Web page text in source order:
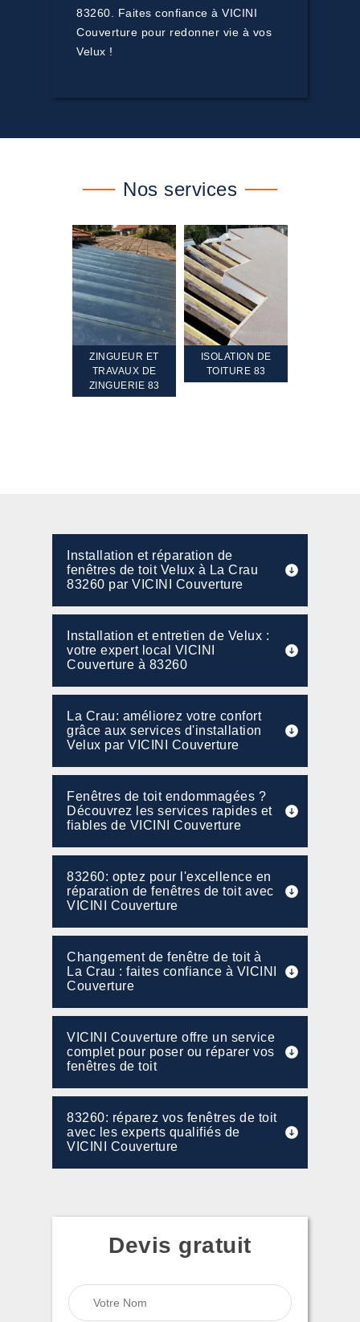
83260. Faites confiance à VICINI
Couverture pour redonner vie à vos
Velux !
Nos services
ZINGUEUR ET
TRAVAUX DE
ZINGUERIE 83
ISOLATION DE
TOITURE 83
Installation et réparation de
fenêtres de toit Velux à La Crau
83260 par VICINI Couverture
Installation et entretien de Velux :
votre expert local VICINI
Couverture à 83260
La Crau: améliorez votre confort
grâce aux services d'installation
Velux par VICINI Couverture
Fenêtres de toit endommagées ?
Découvrez les services rapides et
fiables de VICINI Couverture
83260: optez pour l'excellence en
réparation de fenêtres de toit avec
VICINI Couverture
Changement de fenêtre de toit à
La Crau : faites confiance à VICINI
Couverture
VICINI Couverture offre un service
complet pour poser ou réparer vos
fenêtres de toit
83260: réparez vos fenêtres de toit
avec les experts qualifiés de
VICINI Couverture
Devis gratuit